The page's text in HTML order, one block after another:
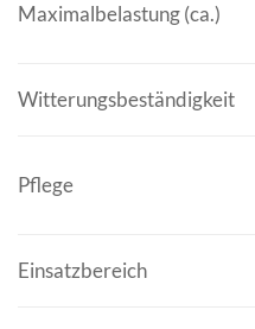
Maximalbelastung (ca.)
Witterungsbeständigkeit
Pflege
Einsatzbereich